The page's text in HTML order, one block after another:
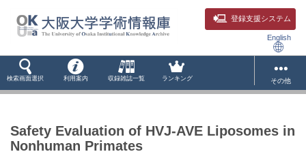
登録支援システム
English
検索画面選択 利用案内 収録雑誌一覧 ランキング その他
Safety Evaluation of HVJ-AVE Liposomes in
Nonhuman Primates